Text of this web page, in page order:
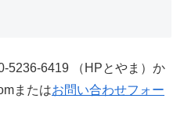
5236-6419 （HPとやま）か
またはお問い合わせフォー